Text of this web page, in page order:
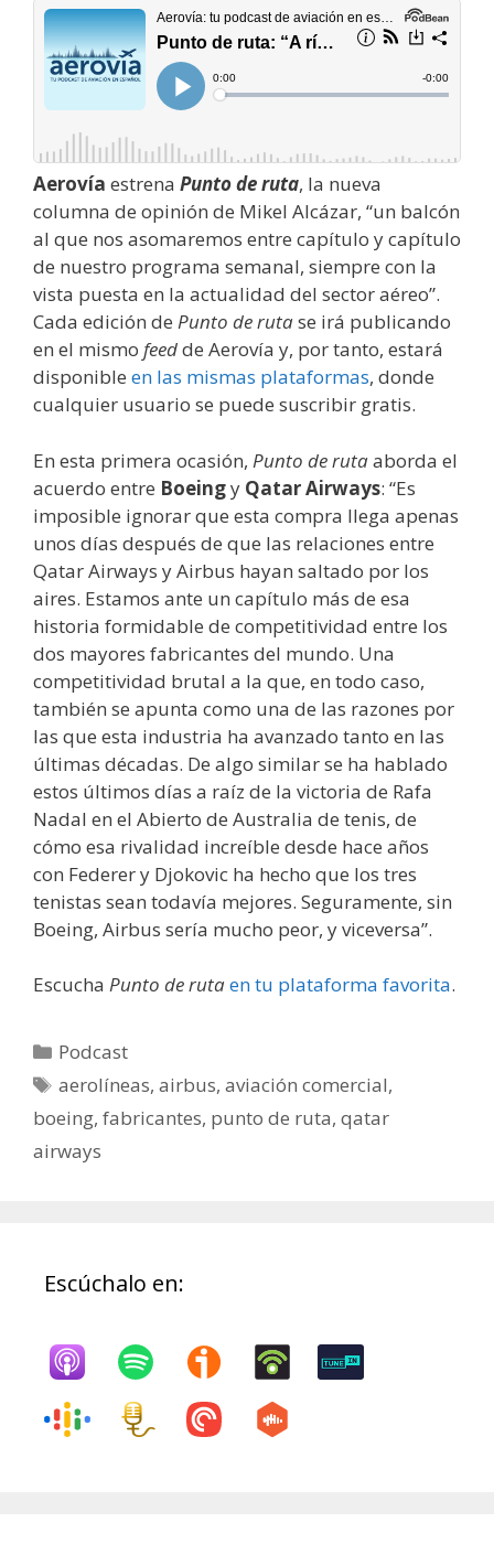
Aerovía estrena Punto de ruta, la nueva
columna de opinión de Mikel Alcázar, “un balcón
al que nos asomaremos entre capítulo y capítulo
de nuestro programa semanal, siempre con la
vista puesta en la actualidad del sector aéreo”.
Cada edición de Punto de rutase irá publicando
en el mismo feedde Aerovía y, por tanto, estará
disponible en las mismas plataformas, donde
cualquier usuario se puede suscribir gratis.
En esta primera ocasión, Punto de rutaaborda el
acuerdo entre Boeingy Qatar Airways: “Es
imposible ignorar que esta compra llega apenas
unos días después de que las relaciones entre
Qatar Airways y Airbus hayan saltado por los
aires. Estamos ante un capítulo más de esa
historia formidable de competitividad entre los
dos mayores fabricantes del mundo. Una
competitividad brutal a la que, en todo caso,
también se apunta como una de las razones por
las que esta industria ha avanzado tanto en las
últimas décadas. De algo similar se ha hablado
estos últimos días a raíz de la victoria de Rafa
Nadal en el Abierto de Australia de tenis, de
cómo esa rivalidad increíble desde hace años
con Federer y Djokovic ha hecho que los tres
tenistas sean todavía mejores. Seguramente, sin
Boeing, Airbus sería mucho peor, y viceversa”.
Escucha Punto de rutaen tu plataforma favorita.
Categorías
Podcast
Etiquetas
aerolíneas,airbus,aviación comercial,
boeing, fabricantes, punto de ruta, qatar
airways
Escúchalo en: